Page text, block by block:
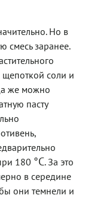
Но в
смесь заранее.
щепоткой соли и
же можно
пасту
180 °C. За это
в середине
они темнели и